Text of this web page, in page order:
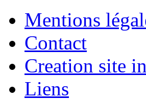
Mentions
Contact
Creation site
Liens